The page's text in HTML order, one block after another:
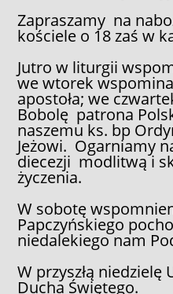
Zapraszamy na
kościele o 18 zaś w
Jutro w liturgii
we wtorek
apostoła; we
Bobolę patrona
naszemu ks. bp
Jeżowi. Ogarniamy
diecezji modlitwą i
życzenia.
W sobotę
Papczyńskiego
niedalekiego nam
W przyszłą niedzielę
Ducha Świętego.